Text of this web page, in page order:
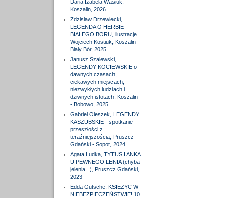
Daria Izabela Wasiuk,
Koszalin, 2026
Zdzisław Drzewiecki,
LEGENDA O HERBIE
BIAŁEGO BORU, ilustracje
Wojciech Kostiuk, Koszalin -
Biały Bór, 2025
Janusz Szalewski,
LEGENDY KOCIEWSKIE o
dawnych czasach,
ciekawych miejscach,
niezwykłych ludziach i
dziwnych istotach, Koszalin
- Bobowo, 2025
Gabriel Oleszek, LEGENDY
KASZUBSKIE - spotkanie
przeszłości z
teraźniejszością, Pruszcz
Gdański - Sopot, 2024
Agata Ludka, TYTUS I ANKA
U PEWNEGO LENIA (chyba
jelenia...), Pruszcz Gdański,
2023
Edda Gutsche, KSIĘŻYC W
NIEBEZPIECZEŃSTWIE! 10